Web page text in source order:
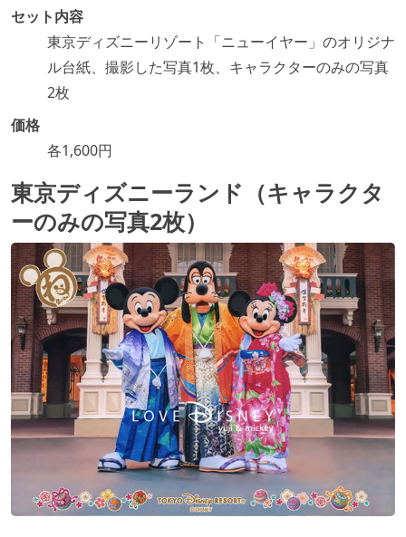
セット内容
東京ディズニーリゾート「ニューイヤー」のオリジナ
ル台紙、撮影した写真1枚、キャラクターのみの写真
2枚
価格
各1,600円
東京ディズニーランド（キャラクタ
ーのみの写真2枚）